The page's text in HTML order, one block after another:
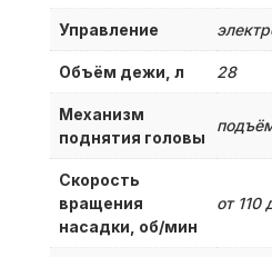
Управление
Объём дежи, л 28
Механизм
поднятия головы
Скорость
вращения
насадки, об/мин
от 110